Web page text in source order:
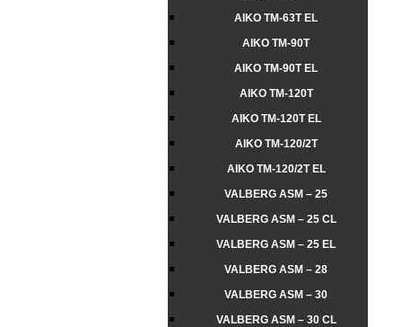
AIKO TM-63Т EL
AIKO TM-90Т
AIKO TM-90Т EL
AIKO TM-120Т
AIKO TM-120Т EL
AIKO TM-120/2Т
AIKO TM-120/2Т EL
VALBERG ASM – 25
VALBERG ASM – 25 CL
VALBERG ASM – 25 EL
VALBERG ASM – 28
VALBERG ASM – 30
VALBERG ASM – 30 CL